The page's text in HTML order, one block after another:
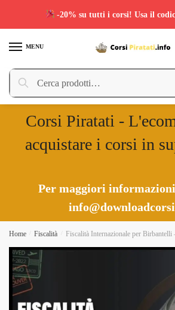
MENU
Cerca:
Cerca
Corsi Piratati -
acquistare i corsi in
Per maggiori
Home Fiscalità Fiscalità Internazionale per Birbantelli
-20% su tutti i corsi! Usa il